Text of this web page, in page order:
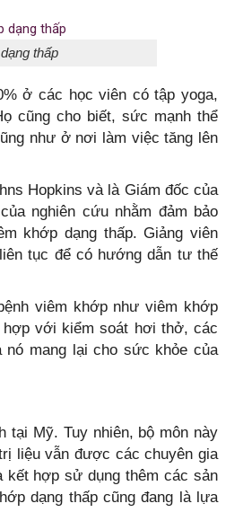
thấp
ở các học viên có tập yoga,
cũng cho biết, sức mạnh thể
như ở nơi làm việc tăng lên
Hopkins và là Giám đốc của
nghiên cứu nhằm đảm bảo
khớp dạng thấp. Giảng viên
tục để có hướng dẫn tư thế
viêm khớp như viêm khớp
với kiểm soát hơi thở, các
mang lại cho sức khỏe của
tại Mỹ. Tuy nhiên, bộ môn này
liệu vẫn được các chuyên gia
kết hợp sử dụng thêm các sản
dạng thấp cũng đang là lựa